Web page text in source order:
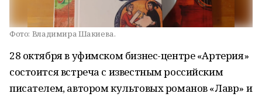
Фото: Владимира Шакиева.
28 октября в уфимском бизнес-центре «Артерия»
состоится встреча с известным российским
писателем, автором культовых романов «Лавр» и